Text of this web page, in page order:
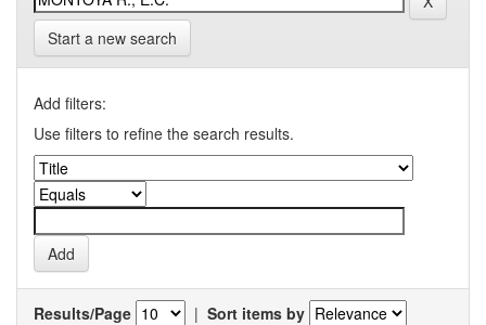
Start a new search
Add filters:
Use filters to refine the search results.
Results/Page | Sort items by